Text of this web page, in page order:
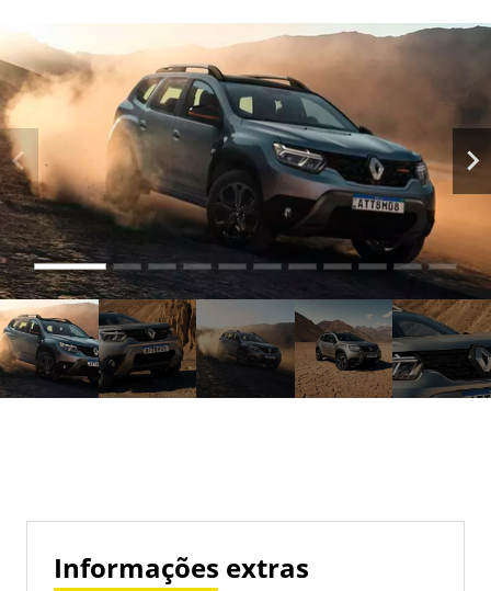
Informações extras